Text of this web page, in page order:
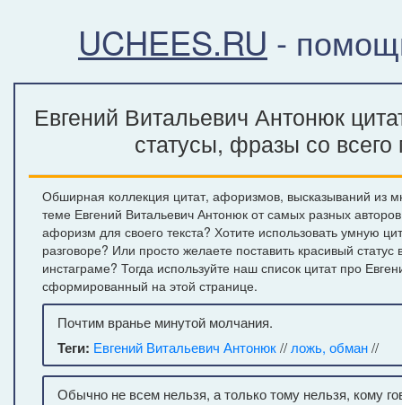
UCHEES.RU -
Евгений Витальевич Антонюк
статусы, фразы со
Обширная коллекция цитат, афоризмов, высказываний из
теме Евгений Витальевич Антонюк от самых разных
афоризм для своего текста? Хотите использовать умную
разговоре? Или просто желаете поставить красивый статус
инстаграме? Тогда используйте наш список цитат про
сформированный на этой странице.
Почтим вранье минутой молчания.
Теги: Евгений Витальевич Антонюк// ложь, обман//
Обычно не всем нельзя, а только тому нельзя, кому